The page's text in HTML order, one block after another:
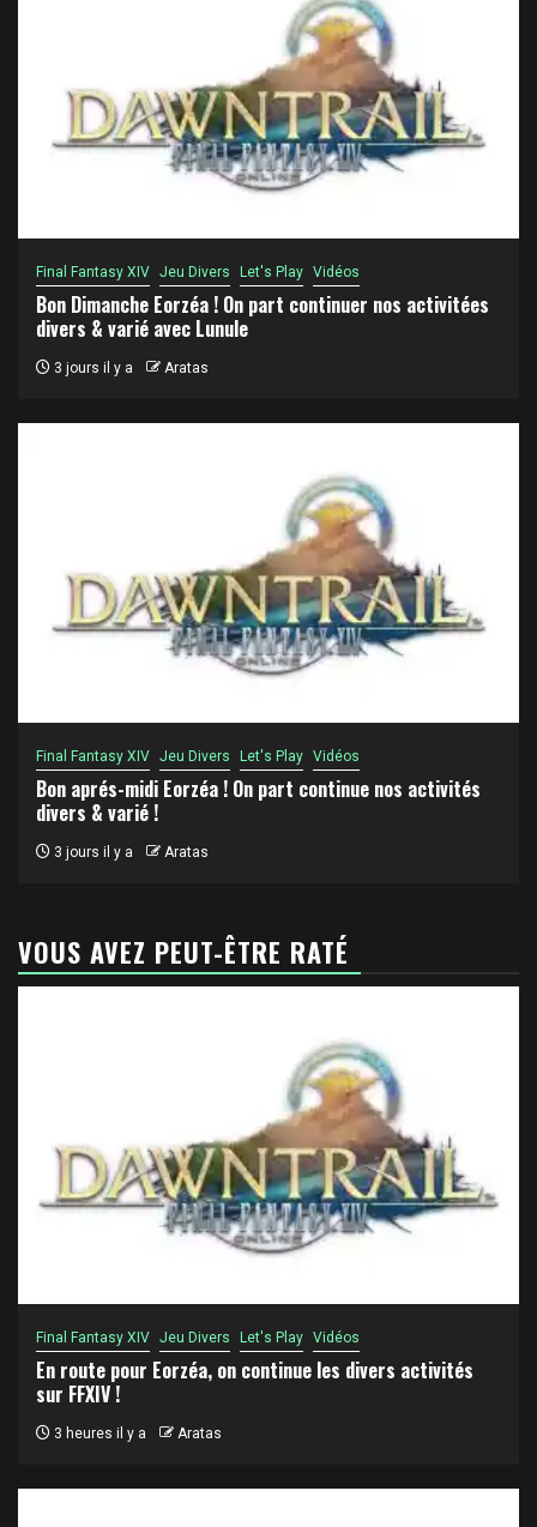
Final Fantasy XIV Jeu Divers Let's Play Vidéos
Bon Dimanche Eorzéa ! On part continuer nos activitées
divers & varié avec Lunule
3 jours il y a Aratas
Final Fantasy XIV Jeu Divers Let's Play Vidéos
Bon aprés-midi Eorzéa ! On part continue nos activités
divers & varié !
3 jours il y a Aratas
VOUS AVEZ PEUT-ÊTRE RATÉ
Final Fantasy XIV Jeu Divers Let's Play Vidéos
En route pour Eorzéa, on continue les divers activités
sur FFXIV !
3 heures il y a Aratas